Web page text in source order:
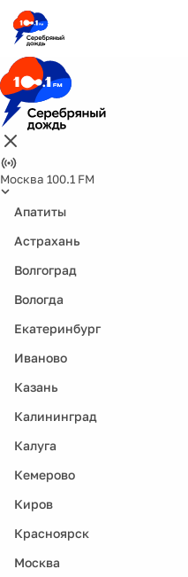
Москва 100.1 FM
Апатиты
Астрахань
Волгоград
Вологда
Екатеринбург
Иваново
Казань
Калининград
Калуга
Кемерово
Киров
Красноярск
Москва